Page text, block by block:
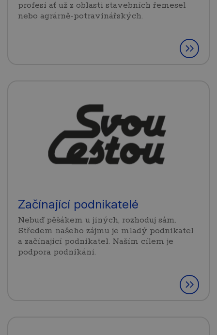
profesí ať už z oblasti stavebních řemesel
nebo agrárně-potravinářských.
Začínající podnikatelé
Nebuď pěšákem u jiných, rozhoduj sám.
Středem našeho zájmu je mladý podnikatel
a začínající podnikatel. Naším cílem je
podpora podnikání.